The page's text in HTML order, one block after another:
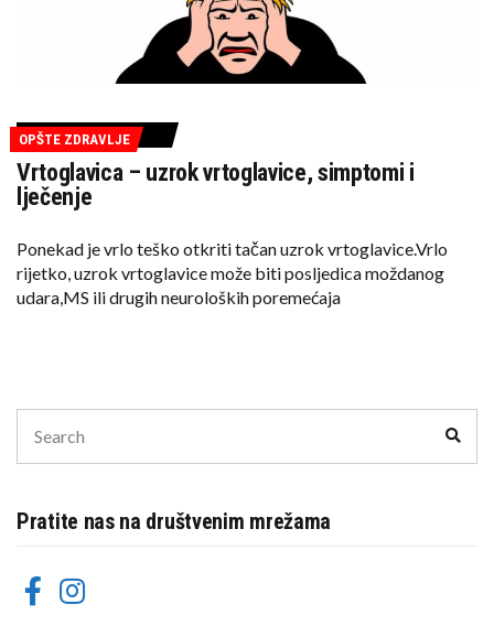
OPŠTE ZDRAVLJE
Vrtoglavica – uzrok vrtoglavice, simptomi i
lječenje
Ponekad je vrlo teško otkriti tačan uzrok vrtoglavice.Vrlo
rijetko, uzrok vrtoglavice može biti posljedica moždanog
udara,MS ili drugih neuroloških poremećaja
for:
Pratite nas na društvenim mrežama